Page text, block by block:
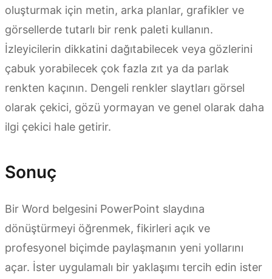
oluşturmak için metin, arka planlar, grafikler ve
görsellerde tutarlı bir renk paleti kullanın.
İzleyicilerin dikkatini dağıtabilecek veya gözlerini
çabuk yorabilecek çok fazla zıt ya da parlak
renkten kaçının. Dengeli renkler slaytları görsel
olarak çekici, gözü yormayan ve genel olarak daha
ilgi çekici hale getirir.
Sonuç
Bir Word belgesini PowerPoint slaydına
dönüştürmeyi öğrenmek, fikirleri açık ve
profesyonel biçimde paylaşmanın yeni yollarını
açar. İster uygulamalı bir yaklaşımı tercih edin ister